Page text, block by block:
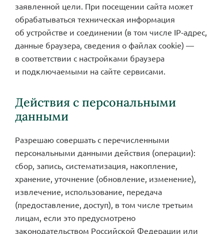
заявленной цели. При посещении сайта может
обрабатываться техническая информация
об устройстве и соединении (в том числе IP‑адрес,
данные браузера, сведения о файлах cookie) —
в соответствии с настройками браузера
и подключаемыми на сайте сервисами.
Действия с персональными
данными
Разрешаю совершать с перечисленными
персональными данными действия (операции):
сбор, запись, систематизация, накопление,
хранение, уточнение (обновление, изменение),
извлечение, использование, передача
(предоставление, доступ), в том числе третьим
лицам, если это предусмотрено
законодательством Российской Федерации или